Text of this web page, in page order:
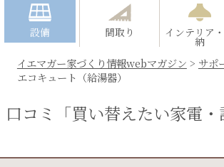
設備 間取り インテリア
納
イエマガー家づくり情報webマガジン > サポ
エコキュート（給湯器）
口コミ「買い替えたい家電・